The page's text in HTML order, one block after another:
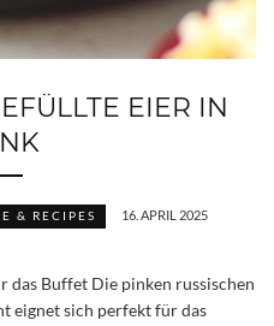
EIER IN
& RECIPES 16. APRIL 2025
das Buffet Die pinken russischen
eignet sich perfekt für das